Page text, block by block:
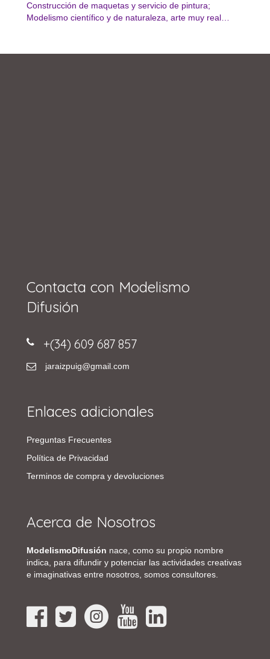
Construcción de maquetas y servicio de pintura;
Modelismo científico y de naturaleza, arte muy real…
Contacta con Modelismo
Difusión
+(34) 609 687 857
jaraizpuig@gmail.com
Enlaces adicionales
Preguntas Frecuentes
Política de Privacidad
Terminos de compra y devoluciones
Acerca de Nosotros
ModelismoDifusión nace, como su propio nombre
indica, para difundir y potenciar las actividades creativas
e imaginativas entre nosotros, somos consultores.